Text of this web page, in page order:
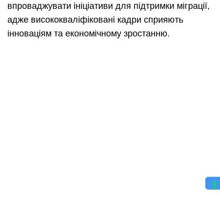
впроваджувати ініціативи для підтримки міграції,
адже висококваліфіковані кадри сприяють
інноваціям та економічному зростанню.